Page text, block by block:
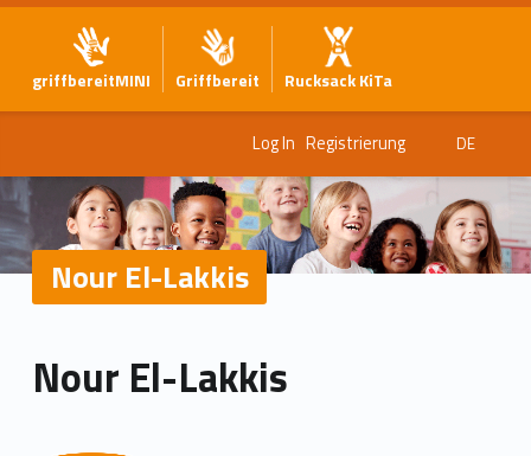
griffbereitMINI Griffbereit Rucksack KiTa
Log In Registrierung DE
Nour El-Lakkis
Nour El-Lakkis